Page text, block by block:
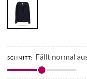
SCHNITT: Fällt normal